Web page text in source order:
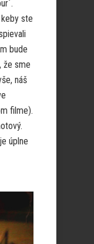
ste
bude
že sme
náš
filme).
úplne